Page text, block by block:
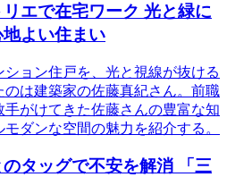
エで在宅ワーク 光と緑に
よい住まい
ョン住戸を、光と視線が抜ける
は建築家の佐藤真紀さん。前職
がけてきた佐藤さんの豊富な知
ダンな空間の魅力を紹介する。
タッグで不安を解消 「三